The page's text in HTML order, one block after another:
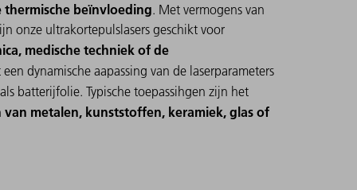
thermische beïnvloeding. Met vermogens van
onze ultrakortepulslasers geschikt voor
medische techniek of de
dynamische aapassing van de laserparameters
batterijfolie. Typische toepassihgen zijn het
metalen, kunststoffen, keramiek, glas of